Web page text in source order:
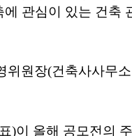
관심이 있는 건축
위원장(건축사사무
)이 올해 공모전의